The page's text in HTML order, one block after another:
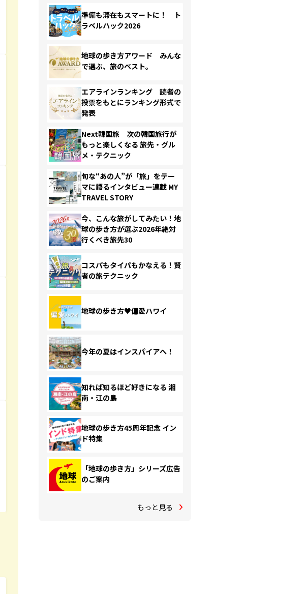
準備も滞在もスマートに！ ト
ラベルハック2026
地球の歩き方アワード みんな
で選ぶ、旅のベスト。
エアラインランキング 読者の
投票をもとにランキング形式で
発表
Next韓国旅 次の韓国旅行が
もっと楽しくなる 旅先・グル
メ・テクニック
旬な“あの人”が「旅」をテー
マに語るインタビュー連載 MY
TRAVEL STORY
今、こんな旅がしてみたい！地
球の歩き方が選ぶ2026年絶対
行くべき旅先30
コスパもタイパもかなえる！賢
者の旅テクニック
地球の歩き方♥偏愛ハワイ
今年の夏はインスパイアへ！
知れば知るほど好きになる 湘
南・江の島
地球の歩き方45周年記念 イン
ド特集
「地球の歩き方」シリーズ広告
のご案内
もっと見る